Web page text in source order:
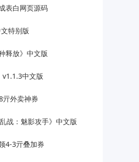
表白网页源码
特别版
释放》中文版
v1.1.3中文版
亓外卖神券
战：魅影攻手》中文版
4-3亓叠加券